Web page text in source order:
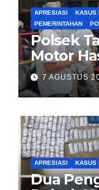
APRESIASI KASUS
PEMERINTAHAN
Polsek
Motor
Kasus
Pemilik
7 AGUSTUS
APRESIASI KASUS
Dua